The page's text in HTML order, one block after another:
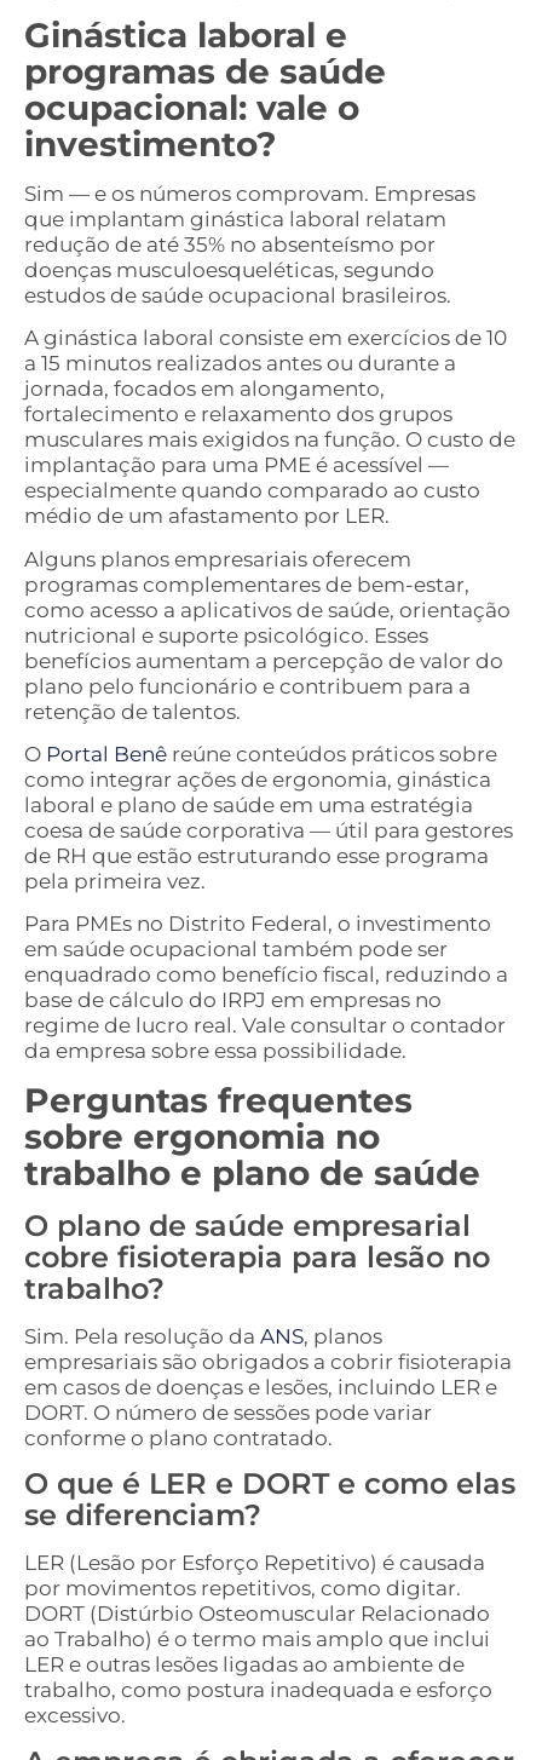
Ginástica laboral e
programas de saúde
ocupacional: vale o
investimento?
Sim — e os números comprovam. Empresas
que implantam ginástica laboral relatam
redução de até 35% no absenteísmo por
doenças musculoesqueléticas, segundo
estudos de saúde ocupacional brasileiros.
A ginástica laboral consiste em exercícios de 10
a 15 minutos realizados antes ou durante a
jornada, focados em alongamento,
fortalecimento e relaxamento dos grupos
musculares mais exigidos na função. O custo de
implantação para uma PME é acessível —
especialmente quando comparado ao custo
médio de um afastamento por LER.
Alguns planos empresariais oferecem
programas complementares de bem-estar,
como acesso a aplicativos de saúde, orientação
nutricional e suporte psicológico. Esses
benefícios aumentam a percepção de valor do
plano pelo funcionário e contribuem para a
retenção de talentos.
O Portal Benê reúne conteúdos práticos sobre
como integrar ações de ergonomia, ginástica
laboral e plano de saúde em uma estratégia
coesa de saúde corporativa — útil para gestores
de RH que estão estruturando esse programa
pela primeira vez.
Para PMEs no Distrito Federal, o investimento
em saúde ocupacional também pode ser
enquadrado como benefício fiscal, reduzindo a
base de cálculo do IRPJ em empresas no
regime de lucro real. Vale consultar o contador
da empresa sobre essa possibilidade.
Perguntas frequentes
sobre ergonomia no
trabalho e plano de saúde
O plano de saúde empresarial
cobre fisioterapia para lesão no
trabalho?
Sim. Pela resolução da ANS, planos
empresariais são obrigados a cobrir fisioterapia
em casos de doenças e lesões, incluindo LER e
DORT. O número de sessões pode variar
conforme o plano contratado.
O que é LER e DORT e como elas
se diferenciam?
LER (Lesão por Esforço Repetitivo) é causada
por movimentos repetitivos, como digitar.
DORT (Distúrbio Osteomuscular Relacionado
ao Trabalho) é o termo mais amplo que inclui
LER e outras lesões ligadas ao ambiente de
trabalho, como postura inadequada e esforço
excessivo.